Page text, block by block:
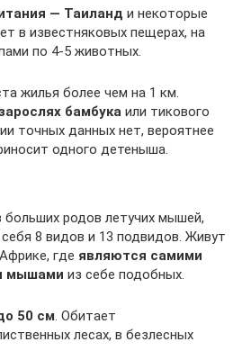
— Таиланд и некоторые
в известняковых пещерах, на
по 4-5 животных.
жилья более чем на 1 км.
бамбука или тикового
точных данных нет, вероятнее
одного детеныша.
родов летучих мышей,
8 видов и 13 подвидов. Живут
где являются самими
мышами из себе подобных.
50 см. Обитает
лесах, в безлесных